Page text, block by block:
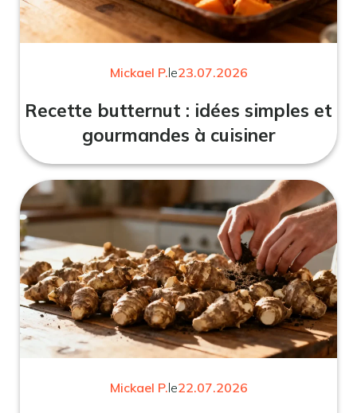
Mickael P.le23.07.2026
Recette butternut : idées simples et
gourmandes à cuisiner
Mickael P.le22.07.2026